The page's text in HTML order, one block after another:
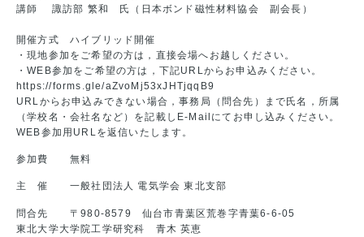
講師 諏訪部 繁和 氏（日本ボンド磁性材料協会 副会長）
開催方式 ハイブリッド開催
・現地参加をご希望の方は，直接会場へお越しください。
・WEB参加をご希望の方は，下記URLからお申込みください。
https://forms.gle/aZvoMj53xJHTjqqB9
URLからお申込みできない場合，事務局（問合先）まで氏名，所属
（学校名・会社名など）を記載しE-Mailにてお申し込みください。
WEB参加用URLを返信いたします。
参加費 無料
主 催 一般社団法人 電気学会 東北支部
問合先 〒980-8579 仙台市青葉区荒巻字青葉6-6-05
東北大学大学院工学研究科 青木 英恵